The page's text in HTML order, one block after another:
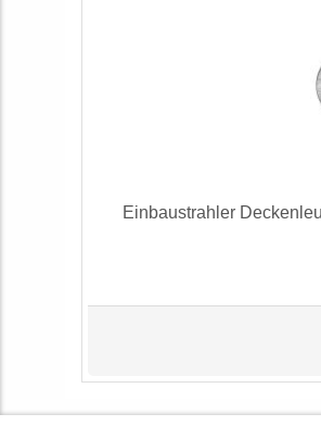
Einbaustrahler